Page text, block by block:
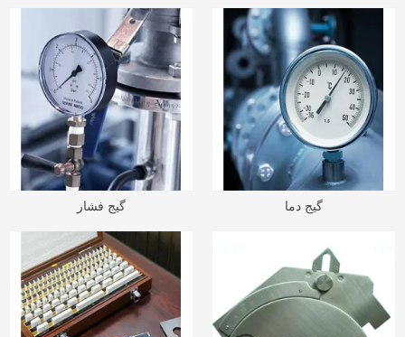
گیج دما گیج فشار